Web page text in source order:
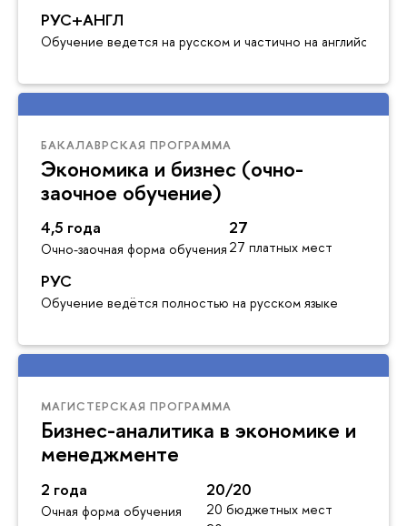
РУС+АНГЛ
Обучение ведется на русском и частично на английском
БАКАЛАВРСКАЯ ПРОГРАММА
Экономика и бизнес (очно-
заочное обучение)
4,5 года
Очно-заочная форма обучения
27
27 платных мест
РУС
Обучение ведётся полностью на русском языке
МАГИСТЕРСКАЯ ПРОГРАММА
Бизнес-аналитика в экономике и
менеджменте
2 года
Очная форма обучения
20/20
20 бюджетных мест